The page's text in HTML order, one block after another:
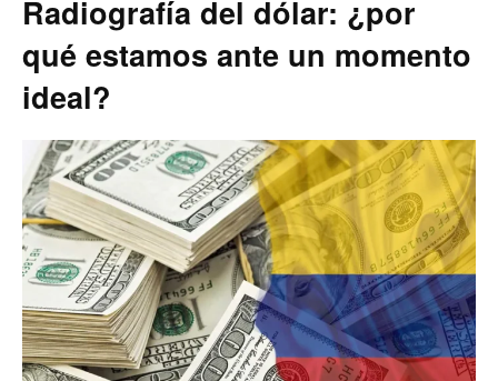
Radiografía del dólar: ¿por
qué estamos ante un momento
ideal?